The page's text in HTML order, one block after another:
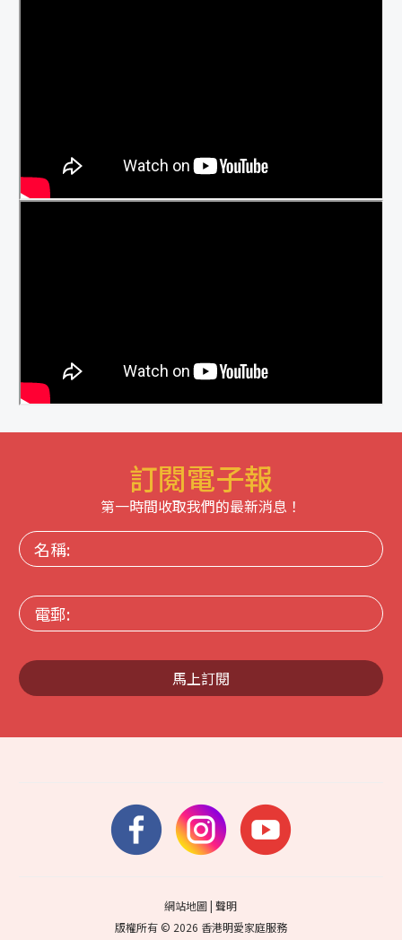
訂閱電子報
第一時間收取我們的最新消息！
名
稱:
電
郵:
馬上訂閱
網站地圖|聲明
版權所有 © 2026 香港明愛家庭服務